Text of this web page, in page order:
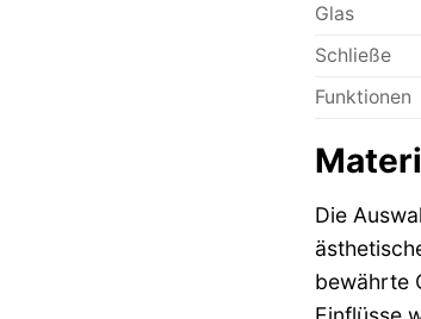
Glas
Schließe
Funktionen
Die
bewährte